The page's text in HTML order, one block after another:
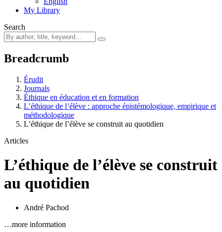
My Library
Search
Breadcrumb
Érudit
Journals
Éthique en éducation et en formation
L’éthique de l’élève : approche épistémologique, empirique et
méthodologique
L’éthique de l’élève se construit au quotidien
Articles
L’éthique de l’élève se construit
au quotidien
André Pachod
…more information